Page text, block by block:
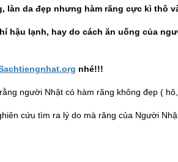
làn da đẹp nhưng hàm răng cực kì thô
hậu lạnh, hay do cách ăn uống của
nhé!!!
người Nhật có hàm răng không đẹp (
cứu tìm ra lý do mà răng của Người